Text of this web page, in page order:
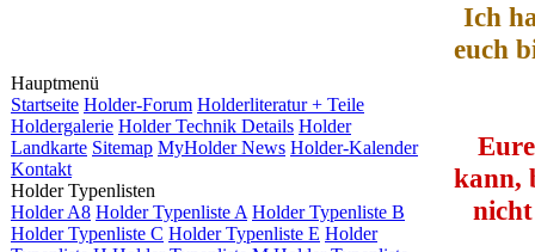
Hauptmenü
Startseite Holder-Forum Holderliteratur + Teile
Holdergalerie Holder Technik Details Holder
Landkarte Sitemap MyHolder News Holder-Kalender
Kontakt
Holder Typenlisten
Holder A8 Holder Typenliste A Holder Typenliste B
Holder Typenliste C Holder Typenliste E Holder
Ich
euch
kann,